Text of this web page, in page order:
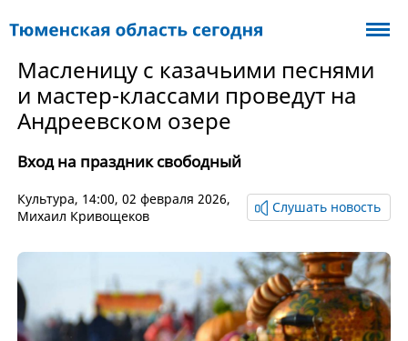
Масленицу с казачьими песнями
и мастер-классами проведут на
Андреевском озере
Вход на праздник свободный
Культура, 14:00, 02 февраля 2026,
Михаил Кривощеков
Слушать новость